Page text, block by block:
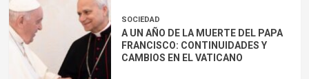
SOCIEDAD
A UN AÑO DE LA MUERTE DEL PAPA
FRANCISCO: CONTINUIDADES Y
CAMBIOS EN EL VATICANO